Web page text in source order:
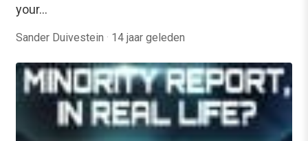
your…
Sander Duivestein · 14 jaar geleden